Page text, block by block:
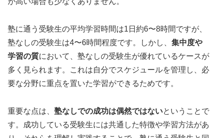
塾に通う受験生の平均学習時間は1日約6〜8時間ですが、
塾なしの受験生は4〜6時間程度です。しかし、 集中度や
学習の質において、塾なしの受験生が優れているケースが
多く見られます。これは自分でスケジュールを管理し、必
要な分野に重点を置いた学習ができるためです。
重要な点は、 塾なしでの成功は偶然ではないということで
す。成功している受験生には共通した特徴や学習方法があ